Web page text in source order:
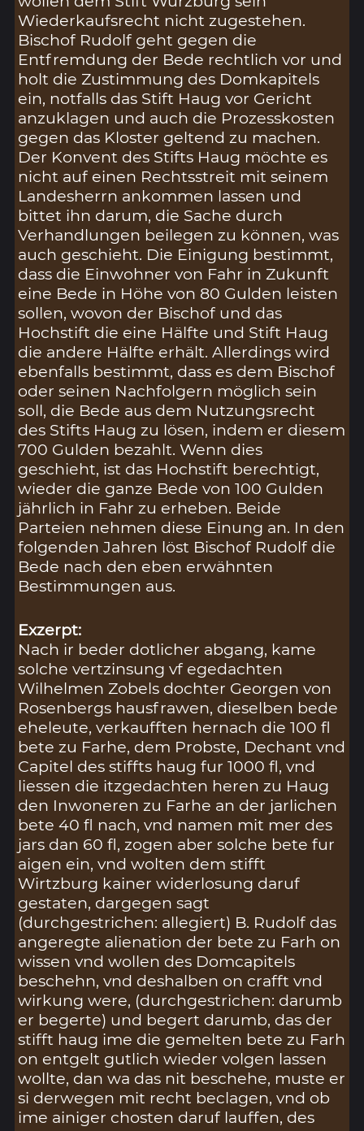
Wiederkaufsrecht nicht zugestehen.
Bischof Rudolf geht gegen die
Entfremdung der Bede rechtlich vor und
holt die Zustimmung des Domkapitels
ein, notfalls das Stift Haug vor Gericht
anzuklagen und auch die Prozesskosten
gegen das Kloster geltend zu machen.
Der Konvent des Stifts Haug möchte es
nicht auf einen Rechtsstreit mit seinem
Landesherrn ankommen lassen und
bittet ihn darum, die Sache durch
Verhandlungen beilegen zu können, was
auch geschieht. Die Einigung bestimmt,
dass die Einwohner von Fahr in Zukunft
eine Bede in Höhe von 80 Gulden leisten
sollen, wovon der Bischof und das
Hochstift die eine Hälfte und Stift Haug
die andere Hälfte erhält. Allerdings wird
ebenfalls bestimmt, dass es dem Bischof
oder seinen Nachfolgern möglich sein
soll, die Bede aus dem Nutzungsrecht
des Stifts Haug zu lösen, indem er diesem
700 Gulden bezahlt. Wenn dies
geschieht, ist das Hochstift berechtigt,
wieder die ganze Bede von 100 Gulden
jährlich in Fahr zu erheben. Beide
Parteien nehmen diese Einung an. In den
folgenden Jahren löst Bischof Rudolf die
Bede nach den eben erwähnten
Bestimmungen aus.
Exzerpt:
Nach ir beder dotlicher abgang, kame
solche vertzinsung vf egedachten
Wilhelmen Zobels dochter Georgen von
Rosenbergs hausfrawen, dieselben bede
eheleute, verkaufften hernach die 100 fl
bete zu Farhe, dem Probste, Dechant vnd
Capitel des stiffts haug fur 1000 fl, vnd
liessen die itzgedachten heren zu Haug
den Inwoneren zu Farhe an der jarlichen
bete 40 fl nach, vnd namen mit mer des
jars dan 60 fl, zogen aber solche bete fur
aigen ein, vnd wolten dem stifft
Wirtzburg kainer widerlosung daruf
gestaten, dargegen sagt
(durchgestrichen: allegiert) B. Rudolf das
angeregte alienation der bete zu Farh on
wissen vnd wollen des Domcapitels
beschehn, vnd deshalben on crafft vnd
wirkung were, (durchgestrichen: darumb
er begerte) und begert darumb, das der
stifft haug ime die gemelten bete zu Farh
on entgelt gutlich wieder volgen lassen
wollte, dan wa das nit beschehe, muste er
si derwegen mit recht beclagen, vnd ob
ime ainiger chosten daruf lauffen, des